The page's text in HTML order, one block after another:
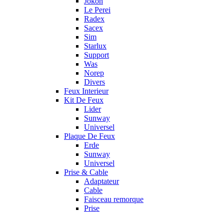
Le Perei
Radex
Sacex
Sim
Starlux
Support
Was
Norep
Divers
Feux Interieur
Kit De Feux
Lider
Sunway
Universel
Plaque De Feux
Erde
Sunway
Universel
Prise & Cable
Adaptateur
Cable
Faisceau remorque
Prise